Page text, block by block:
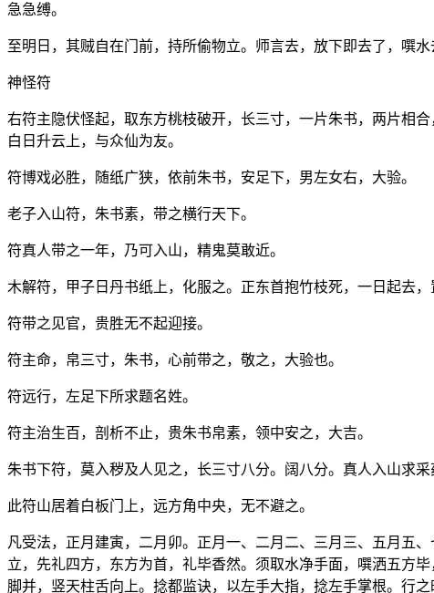
急急缚。
至明日，其贼自在门前，持所偷物立。师言去，放下即去了，噀水
神怪符
右符主隐伏怪起，取东方桃枝破开，长三寸，一片朱书，两片相
白日升云上，与众仙为友。
符博戏必胜，随纸广狭，依前朱书，安足下，男左女右，大验。
老子入山符，朱书素，带之横行天下。
符真人带之一年，乃可入山，精鬼莫敢近。
木解符，甲子日丹书纸上，化服之。正东首抱竹枝死，一日起去
符带之见官，贵胜无不起迎接。
符主命，帛三寸，朱书，心前带之，敬之，大验也。
符远行，左足下所求题名姓。
符主治生百，剖析不止，贵朱书帛素，领中安之，大吉。
朱书下符，莫入秽及人见之，长三寸八分。阔八分。真人入山求
此符山居着白板门上，远方角中央，无不避之。
凡受法，正月建寅，二月卯。正月一、二月二、三月三、五月五
立，先礼四方，东方为首，礼毕香然。须取水净手面，噀洒五方
脚并，竖天柱舌向上。捻都监诀，以左手大指，捻左手掌根。行